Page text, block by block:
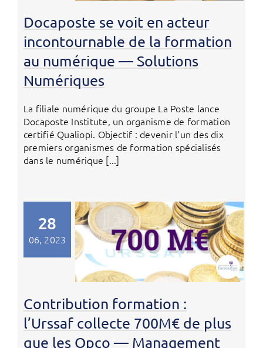
Docaposte se voit en acteur
incontournable de la formation
au numérique — Solutions
Numériques
La filiale numérique du groupe La Poste lance
Docaposte Institute, un organisme de formation
certifié Qualiopi. Objectif : devenir l’un des dix
premiers organismes de formation spécialisés
dans le numérique [...]
28
06, 2023
Contribution formation :
l’Urssaf collecte 700M€ de plus
que les Opco — Management